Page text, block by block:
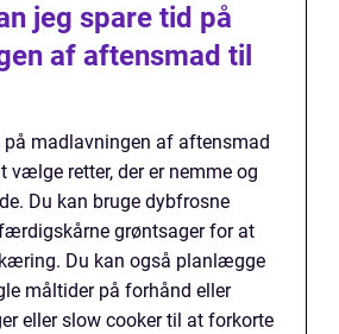
jeg spare tid på
af aftensmad til
på madlavningen af aftensmad
vælge retter, der er nemme og
Du kan bruge dybfrosne
grøntsager for at
Du kan også planlægge
måltider på forhånd eller
eller slow cooker til at forkorte